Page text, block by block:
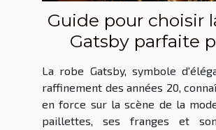
Guide pour choisir
Gatsby parfaite
chaque
La robe Gatsby, symbole
raffinement des années 20,
en force sur la scène de la
paillettes, ses franges et